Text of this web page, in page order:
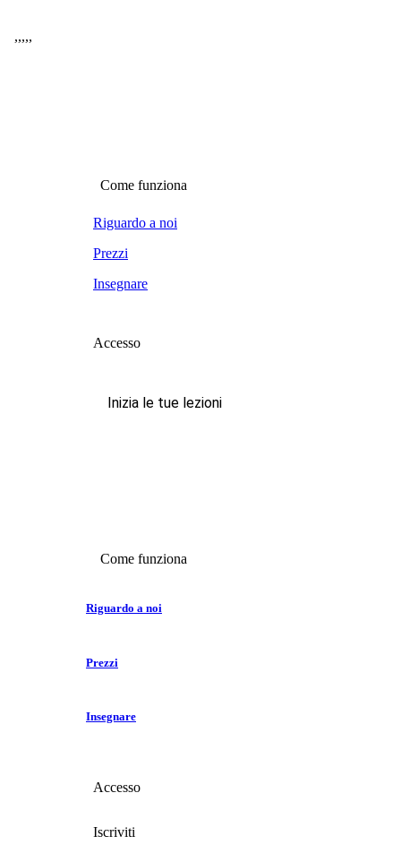
,,,,,
Come funziona
Riguardo a noi
Prezzi
Insegnare
Accesso
Inizia le tue lezioni
Come funziona
Riguardo a noi
Prezzi
Insegnare
Accesso
Iscriviti